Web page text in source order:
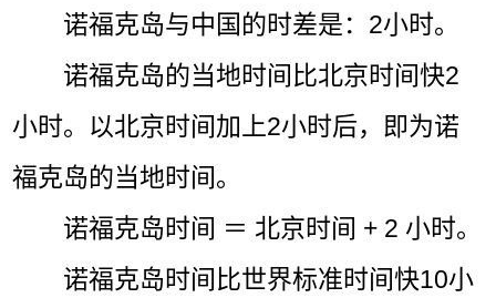
诺福克岛与中国的时差是：2小时。
诺福克岛的当地时间比北京时间快2
小时。以北京时间加上2小时后，即为诺
福克岛的当地时间。
诺福克岛时间 ＝ 北京时间 + 2 小时。
诺福克岛时间比世界标准时间快10小